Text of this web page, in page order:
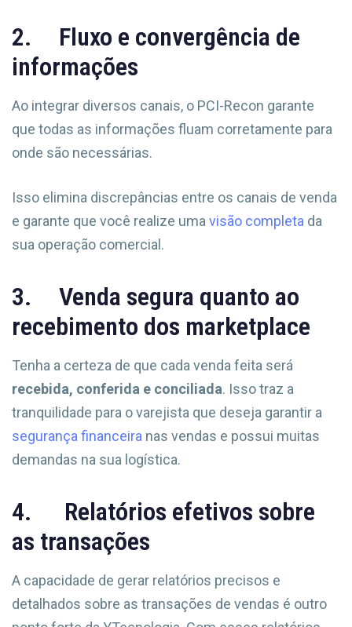
2. Fluxo e convergência de
informações
Ao integrar diversos canais, o PCI-Recon garante
que todas as informações fluam corretamente para
onde são necessárias.
Isso elimina discrepâncias entre os canais de venda
e garante que você realize uma visão completa da
sua operação comercial.
3. Venda segura quanto ao
recebimento dos marketplace
Tenha a certeza de que cada venda feita será
recebida, conferida e conciliada. Isso traz a
tranquilidade para o varejista que deseja garantir a
segurança financeira nas vendas e possui muitas
demandas na sua logística.
4. Relatórios efetivos sobre
as transações
A capacidade de gerar relatórios precisos e
detalhados sobre as transações de vendas é outro